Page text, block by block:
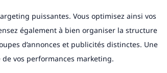
puissantes. Vous optimisez ainsi vos
également à bien organiser la structure
d’annonces et publicités distinctes. Une
vos performances marketing.